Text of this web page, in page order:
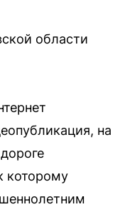
области
на
которому